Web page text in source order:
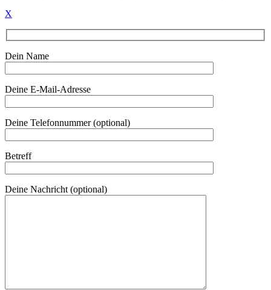
X
Dein Name
Deine E-Mail-Adresse
Deine Telefonnummer (optional)
Betreff
Deine Nachricht (optional)